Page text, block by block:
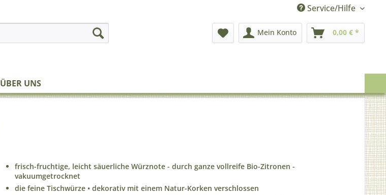
Service/Hilfe
Mein Konto 0,00 € *
ÜBER UNS
frisch-fruchtige, leicht säuerliche Würznote - durch ganze vollreife Bio-Zitronen -
vakuumgetrocknet
die feine Tischwürze • dekorativ mit einem Natur-Korken verschlossen